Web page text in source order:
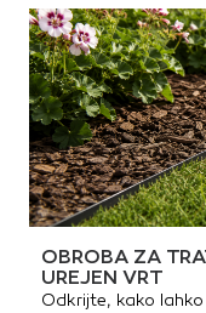
OBROBA ZA
UREJEN VRT
Odkrijte, kako